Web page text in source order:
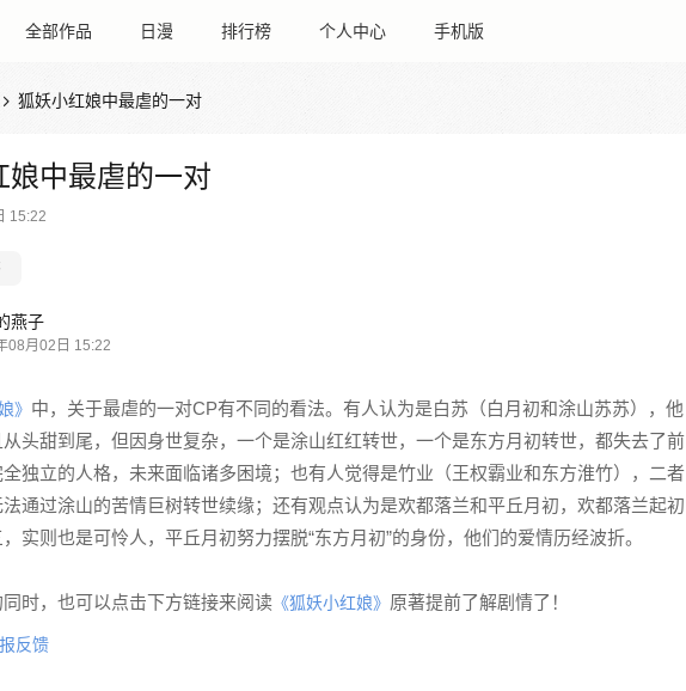
全部作品 日漫 排行榜 个人中心 手机版
 狐妖小红娘中最虐的一对
娘中最虐的一对
15:22
燕子
08月02日 15:22
》 中，关于最虐的一对CP有不同的看法。有人认为是白苏（白月初和涂山苏苏），他
头甜到尾，但因身世复杂，一个是涂山红红转世，一个是东方月初转世，都失去了前
独立的人格，未来面临诸多困境；也有人觉得是竹业（王权霸业和东方淮竹），二者
通过涂山的苦情巨树转世续缘；还有观点认为是欢都落兰和平丘月初，欢都落兰起初
实则也是可怜人，平丘月初努力摆脱“东方月初”的身份，他们的爱情历经波折。
时，也可以点击下方链接来阅读 《狐妖小红娘》 原著提前了解剧情了！
反馈